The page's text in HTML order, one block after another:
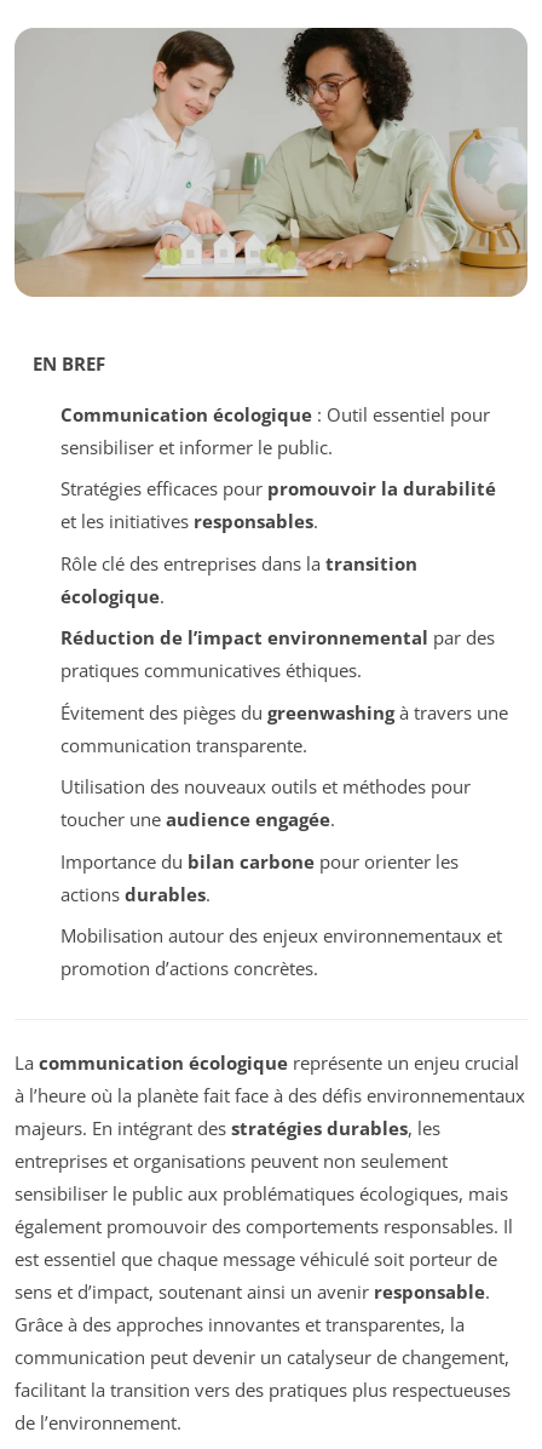
EN BREF
Communication écologique: Outil essentiel pour
sensibiliser et informer le public.
Stratégies efficaces pour promouvoir la durabilité
et les initiatives responsables.
Rôle clé des entreprises dans la transition
écologique.
Réduction de l’impact environnemental par des
pratiques communicatives éthiques.
Évitement des pièges du greenwashingà travers une
communication transparente.
Utilisation des nouveaux outils et méthodes pour
toucher une audience engagée.
Importance du bilan carbonepour orienter les
actions durables.
Mobilisation autour des enjeux environnementaux et
promotion d’actions concrètes.
La communication écologique représente un enjeu crucial
à l’heure où la planète fait face à des défis environnementaux
majeurs. En intégrant des stratégies durables, les
entreprises et organisations peuvent non seulement
sensibiliser le public aux problématiques écologiques, mais
également promouvoir des comportements responsables. Il
est essentiel que chaque message véhiculé soit porteur de
sens et d’impact, soutenant ainsi un avenir responsable.
Grâce à des approches innovantes et transparentes, la
communication peut devenir un catalyseur de changement,
facilitant la transition vers des pratiques plus respectueuses
de l’environnement.